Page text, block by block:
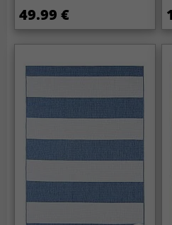
49.99 €